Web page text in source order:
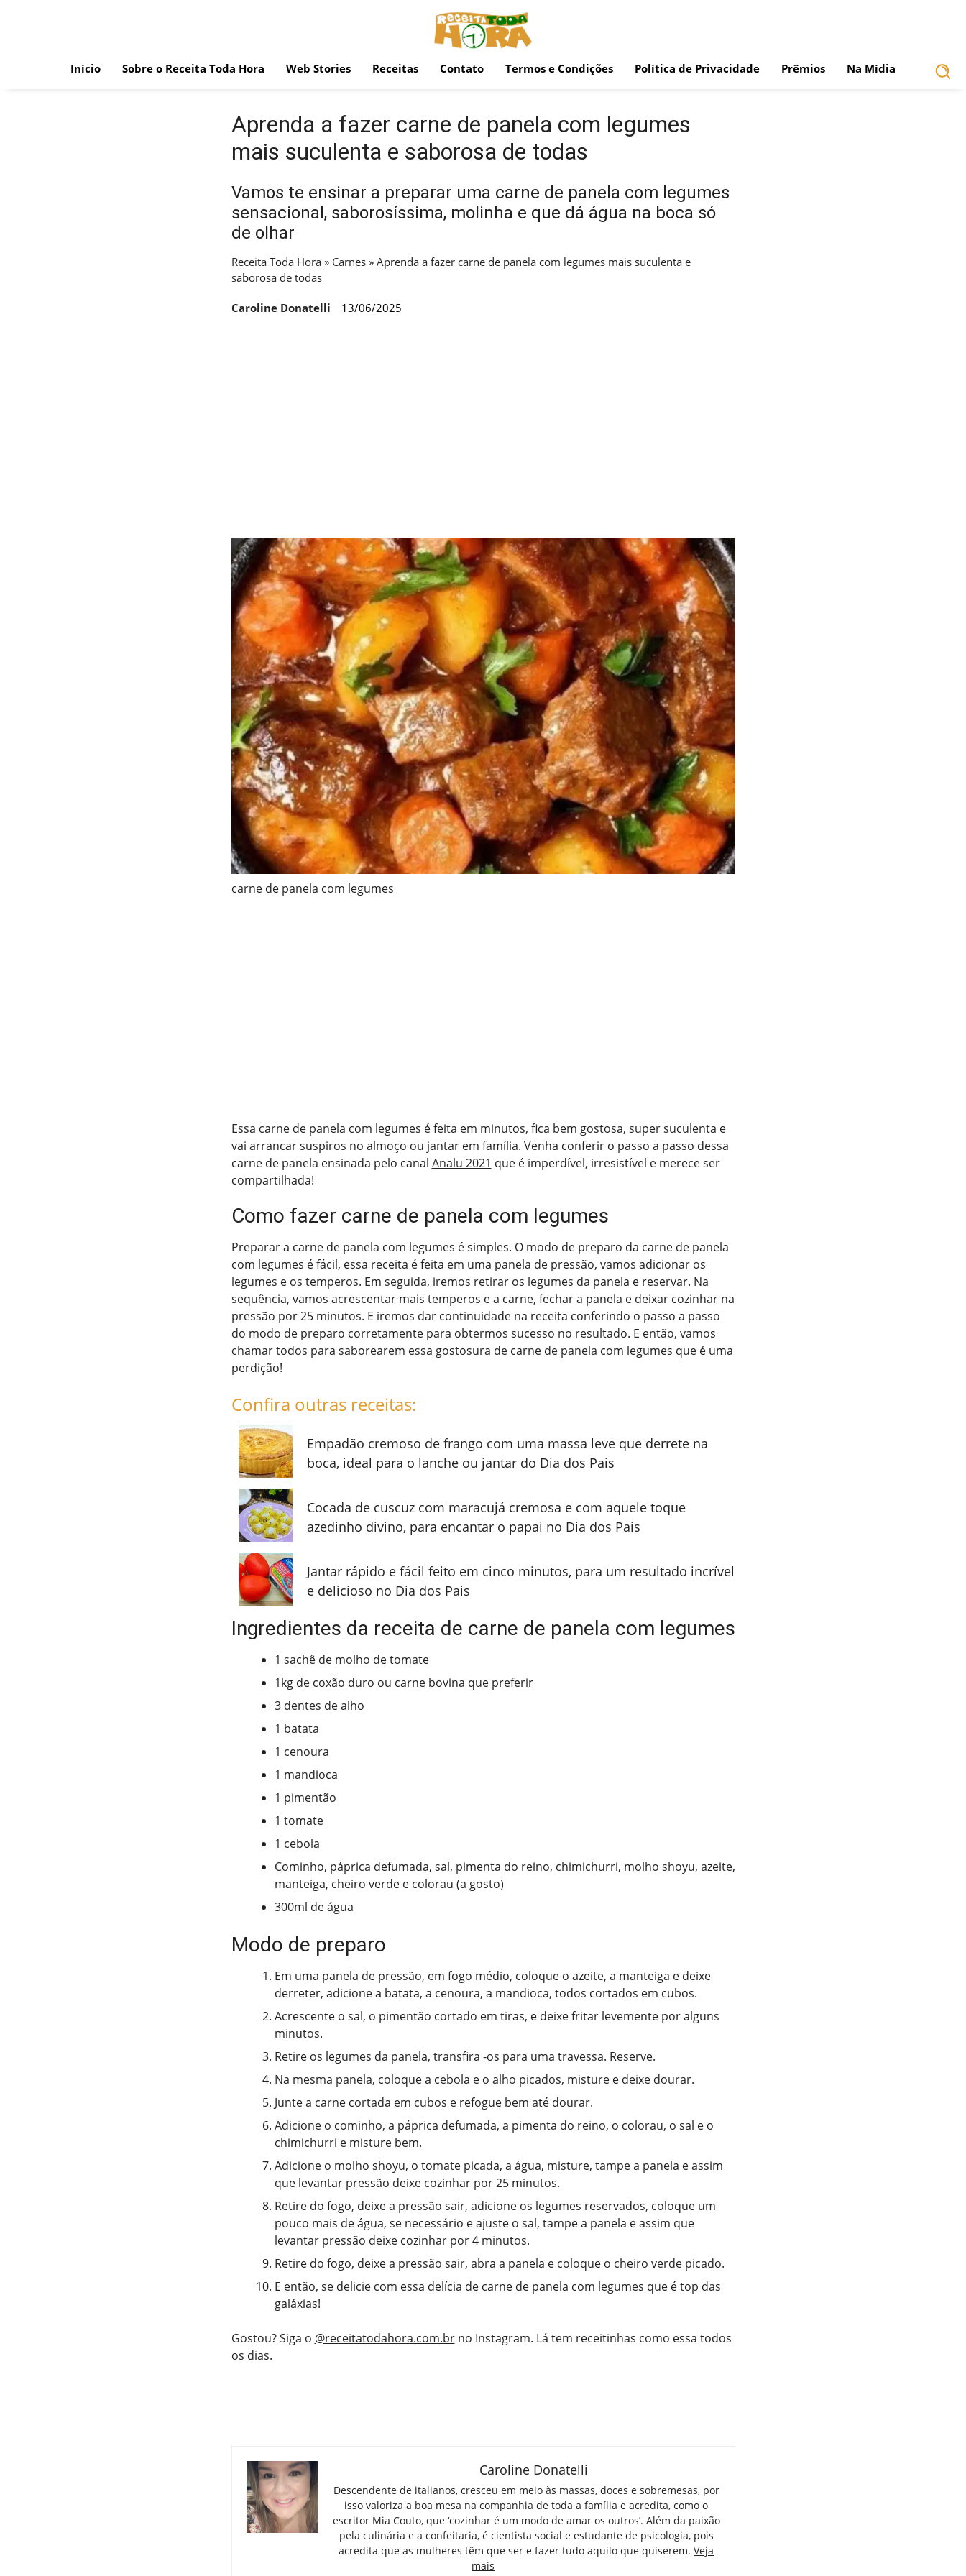
Início Sobre o Receita Toda Hora Web Stories Receitas Contato Termos e Condições Política de Privacidade Prêmios Na Mídia
Aprenda a fazer carne de panela com legumes
mais suculenta e saborosa de todas
Vamos te ensinar a preparar uma carne de panela com legumes
sensacional, saborosíssima, molinha e que dá água na boca só
de olhar
Receita Toda Hora» Carnes» Aprenda a fazer carne de panela com legumes mais suculenta e
saborosa de todas
Caroline Donatelli 13/06/2025
carne de panela com legumes
Essa carne de panela com legumes é feita em minutos, fica bem gostosa, super suculenta e
vai arrancar suspiros no almoço ou jantar em família. Venha conferir o passo a passo dessa
carne de panela ensinada pelo canal Analu 2021 que é imperdível, irresistível e merece ser
compartilhada!
Como fazer carne de panela com legumes
Preparar a carne de panela com legumes é simples. O modo de preparo da carne de panela
com legumes é fácil, essa receita é feita em uma panela de pressão, vamos adicionar os
legumes e os temperos. Em seguida, iremos retirar os legumes da panela e reservar. Na
sequência, vamos acrescentar mais temperos e a carne, fechar a panela e deixar cozinhar na
pressão por 25 minutos. E iremos dar continuidade na receita conferindo o passo a passo
do modo de preparo corretamente para obtermos sucesso no resultado. E então, vamos
chamar todos para saborearem essa gostosura de carne de panela com legumes que é uma
perdição!
Confira outras receitas:
Empadão cremoso de frango com uma massa leve que derrete na
boca, ideal para o lanche ou jantar do Dia dos Pais
Cocada de cuscuz com maracujá cremosa e com aquele toque
azedinho divino, para encantar o papai no Dia dos Pais
Jantar rápido e fácil feito em cinco minutos, para um resultado incrível
e delicioso no Dia dos Pais
Ingredientes da receita de carne de panela com legumes
1 sachê de molho de tomate
1kg de coxão duro ou carne bovina que preferir
3 dentes de alho
1 batata
1 cenoura
1 mandioca
1 pimentão
1 tomate
1 cebola
Cominho, páprica defumada, sal, pimenta do reino, chimichurri, molho shoyu, azeite,
manteiga, cheiro verde e colorau (a gosto)
300ml de água
Modo de preparo
Em uma panela de pressão, em fogo médio, coloque o azeite, a manteiga e deixe
derreter, adicione a batata, a cenoura, a mandioca, todos cortados em cubos.
Acrescente o sal, o pimentão cortado em tiras, e deixe fritar levemente por alguns
minutos.
Retire os legumes da panela, transfira -os para uma travessa. Reserve.
Na mesma panela, coloque a cebola e o alho picados, misture e deixe dourar.
Junte a carne cortada em cubos e refogue bem até dourar.
Adicione o cominho, a páprica defumada, a pimenta do reino, o colorau, o sal e o
chimichurri e misture bem.
Adicione o molho shoyu, o tomate picada, a água, misture, tampe a panela e assim
que levantar pressão deixe cozinhar por 25 minutos.
Retire do fogo, deixe a pressão sair, adicione os legumes reservados, coloque um
pouco mais de água, se necessário e ajuste o sal, tampe a panela e assim que
levantar pressão deixe cozinhar por 4 minutos.
Retire do fogo, deixe a pressão sair, abra a panela e coloque o cheiro verde picado.
E então, se delicie com essa delícia de carne de panela com legumes que é top das
galáxias!
Gostou? Siga o @receitatodahora.com.brno Instagram. Lá tem receitinhas como essa todos
os dias.
Caroline Donatelli
Descendente de italianos, cresceu em meio às massas, doces e sobremesas, por
isso valoriza a boa mesa na companhia de toda a família e acredita, como o
escritor Mia Couto, que ‘cozinhar é um modo de amar os outros’. Além da paixão
pela culinária e a confeitaria, é cientista social e estudante de psicologia, pois
acredita que as mulheres têm que ser e fazer tudo aquilo que quiserem. Veja
mais